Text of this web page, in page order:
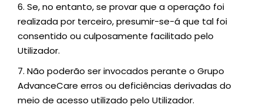
6. Se, no entanto, se provar que a operação foi
realizada por terceiro, presumir-se-á que tal foi
consentido ou culposamente facilitado pelo
Utilizador.
7. Não poderão ser invocados perante o Grupo
AdvanceCare erros ou deficiências derivadas do
meio de acesso utilizado pelo Utilizador.